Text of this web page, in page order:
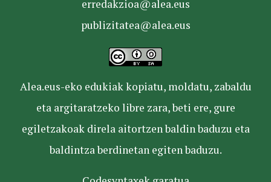
erredakzioa@alea.eus
publizitatea@alea.eus
Alea.eus-eko edukiak kopiatu, moldatu, zabaldu
eta argitaratzeko libre zara, beti ere, gure
egiletzakoak direla aitortzen baldin baduzu eta
baldintza berdinetan egiten baduzu.